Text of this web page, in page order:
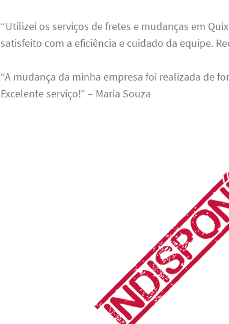
“Utilizei os serviços de fretes e mudanças em
satisfeito com a eficiência e cuidado da equipe.
“A mudança da minha empresa foi realizada de
Excelente serviço!” – Maria Souza